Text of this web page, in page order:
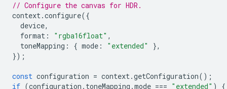
// Configure the canvas for HDR.
context.configure({
device,
format : "rgba16float" ,
toneMapping : { mode : "extended"
},
});
const configuration = context.getConfiguration();
if (configuration . toneMapping .mode === "extended" )
{